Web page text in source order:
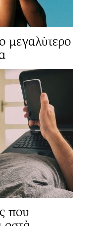
μεγαλύτερο
που